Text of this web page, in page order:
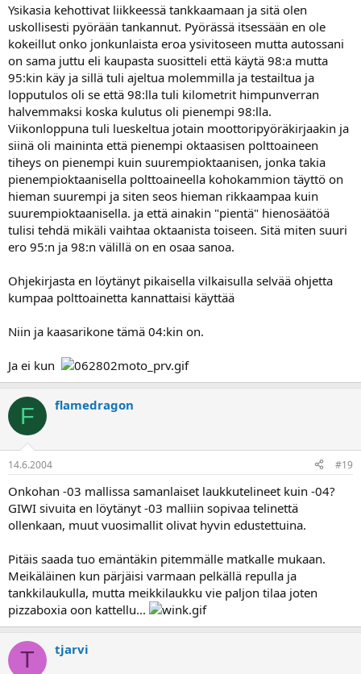
Ysikasia kehottivat liikkeessä tankkaamaan ja sitä olen
uskollisesti pyörään tankannut. Pyörässä itsessään en ole
kokeillut onko jonkunlaista eroa ysivitoseen mutta autossani
on sama juttu eli kaupasta suositteli että käytä 98:a mutta
95:kin käy ja sillä tuli ajeltua molemmilla ja testailtua ja
lopputulos oli se että 98:lla tuli kilometrit himpunverran
halvemmaksi koska kulutus oli pienempi 98:lla.
Viikonloppuna tuli lueskeltua jotain moottoripyöräkirjaakin ja
siinä oli maininta että pienempi oktaasisen polttoaineen
tiheys on pienempi kuin suurempioktaanisen, jonka takia
pienempioktaanisella polttoaineella kohokammion täyttö on
hieman suurempi ja siten seos hieman rikkaampaa kuin
suurempioktaanisella. ja että ainakin "pientä" hienosäätöä
tulisi tehdä mikäli vaihtaa oktaanista toiseen. Sitä miten suuri
ero 95:n ja 98:n välillä on en osaa sanoa.
Ohjekirjasta en löytänyt pikaisella vilkaisulla selvää ohjetta
kumpaa polttoainetta kannattaisi käyttää
Niin ja kaasarikone tämä 04:kin on.
Ja ei kun
F flamedragon
14.6.2004 #19
Onkohan -03 mallissa samanlaiset laukkutelineet kuin -04?
GIWI sivuita en löytänyt -03 malliin sopivaa telinettä
ollenkaan, muut vuosimallit olivat hyvin edustettuina.
Pitäis saada tuo emäntäkin pitemmälle matkalle mukaan.
Meikäläinen kun pärjäisi varmaan pelkällä repulla ja
tankkilaukulla, mutta meikkilaukku vie paljon tilaa joten
pizzaboxia oon kattellu...
T tjarvi